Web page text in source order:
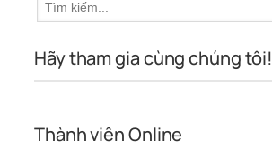
Hãy tham gia cùng chúng tôi!
Thành viên Online